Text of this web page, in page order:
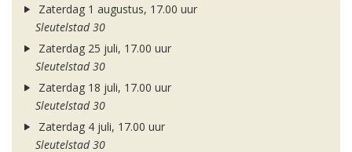
Zaterdag 1 augustus, 17.00 uur
Sleutelstad 30
Zaterdag 25 juli, 17.00 uur
Sleutelstad 30
Zaterdag 18 juli, 17.00 uur
Sleutelstad 30
Zaterdag 4 juli, 17.00 uur
Sleutelstad 30